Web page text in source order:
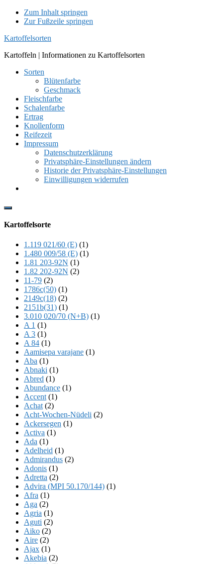
Zum Inhalt springen
Zur Fußzeile springen
Kartoffelsorten
Kartoffeln | Informationen zu Kartoffelsorten
Sorten
Blütenfarbe
Geschmack
Fleischfarbe
Schalenfarbe
Ertrag
Knollenform
Reifezeit
Impressum
Datenschutzerklärung
Privatsphäre-Einstellungen ändern
Historie der Privatsphäre-Einstellungen
Einwilligungen widerrufen
Show
Content
Kartoffelsorte
1.119 021/60 (E) (1)
1.480 009/58 (E) (1)
1.81 203-92N (1)
1.82 202-92N (2)
11-79 (2)
1786c(50) (1)
2149c(18) (2)
2151b(31) (1)
3.010 020/70 (N+B) (1)
A 1 (1)
A 3 (1)
A 84 (1)
Aamisepa varajane (1)
Aba (1)
Abnaki (1)
Abred (1)
Abundance (1)
Accent (1)
Achat (2)
Acht-Wochen-Nüdeli (2)
Ackersegen (1)
Activa (1)
Ada (1)
Adelheid (1)
Admirandus (2)
Adonis (1)
Adretta (2)
Advira (MPI 50.170/144) (1)
Afra (1)
Aga (2)
Agria (1)
Aguti (2)
Aiko (2)
Aire (2)
Ajax (1)
Akebia (2)